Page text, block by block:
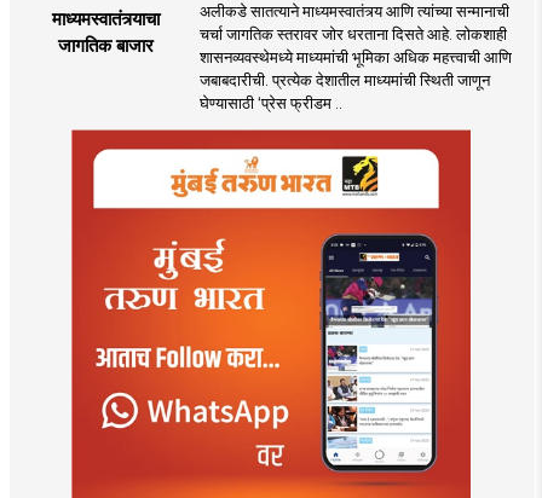
माध्यमस्वातंत्र्याचा
जागतिक बाजार
अलीकडे सातत्याने माध्यमस्वातंत्र्य आणि त्यांच्या सन्मानाची
चर्चा जागतिक स्तरावर जोर धरताना दिसते आहे. लोकशाही
शासनव्यवस्थेमध्ये माध्यमांची भूमिका अधिक महत्त्वाची आणि
जबाबदारीची. प्रत्येक देशातील माध्यमांची स्थिती जाणून
घेण्यासाठी ‌‘प्रेस फ्रीडम ..